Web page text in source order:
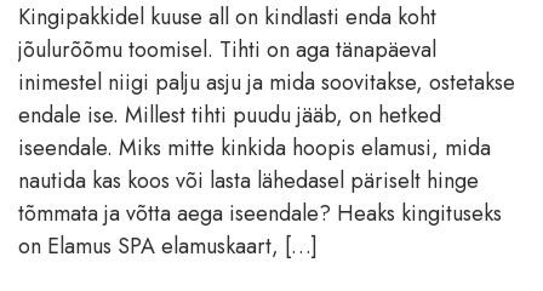
Kingipakkidel kuuse all on kindlasti enda koht
jõulurõõmu toomisel. Tihti on aga tänapäeval
inimestel niigi palju asju ja mida soovitakse, ostetakse
endale ise. Millest tihti puudu jääb, on hetked
iseendale. Miks mitte kinkida hoopis elamusi, mida
nautida kas koos või lasta lähedasel päriselt hinge
tõmmata ja võtta aega iseendale? Heaks kingituseks
on Elamus SPA elamuskaart, […]